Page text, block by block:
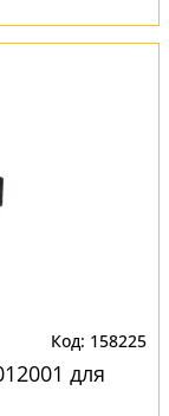
158225
для